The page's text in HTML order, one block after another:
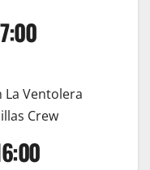
La Ventolera
Crew